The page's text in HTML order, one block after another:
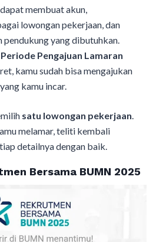
membuat akun,
lowongan pekerjaan, dan
yang dibutuhkan.
Periode Pengajuan Lamaran
kamu sudah bisa mengajukan
kamu incar.
satu lowongan pekerjaan
melamar, teliti kembali
detailnya dengan baik.
Bersama BUMN 2025